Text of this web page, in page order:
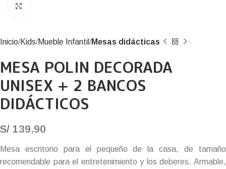
Inicio Kids Mueble Infantil Mesas didácticas
MESA POLIN DECORADA
UNISEX + 2 BANCOS
DIDÁCTICOS
S/ 139.90
Mesa escritorio para el pequeño de la casa, de tamaño
recomendable para el entretenimiento y los deberes. Armable,